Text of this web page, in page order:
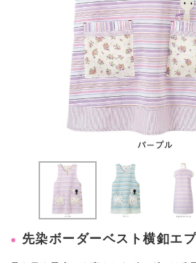
先染ボーダーベスト横釦エ